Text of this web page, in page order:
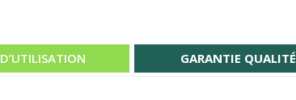
GARANTIE QUALITÉ